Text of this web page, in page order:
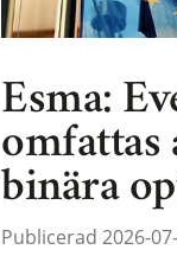
Esma:
omfattas
binära
Publicerad 2026-